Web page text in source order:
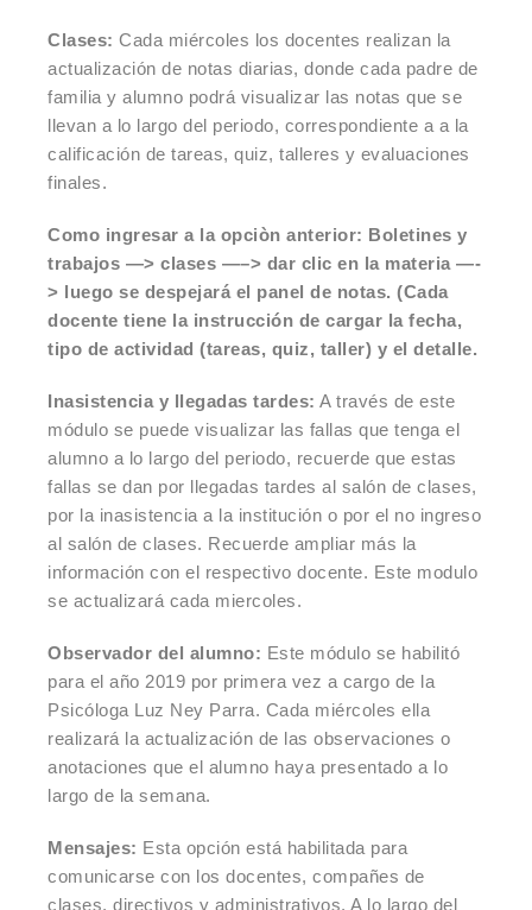
Clases: Cada miércoles los docentes realizan la
actualización de notas diarias, donde cada padre de
familia y alumno podrá visualizar las notas que se
llevan a lo largo del periodo, correspondiente a a la
calificación de tareas, quiz, talleres y evaluaciones
finales.
Como ingresar a la opciòn anterior: Boletines y
trabajos —> clases —–> dar clic en la materia —-
> luego se despejará el panel de notas. (Cada
docente tiene la instrucción de cargar la fecha,
tipo de actividad (tareas, quiz, taller) y el detalle.
Inasistencia y llegadas tardes: A través de este
módulo se puede visualizar las fallas que tenga el
alumno a lo largo del periodo, recuerde que estas
fallas se dan por llegadas tardes al salón de clases,
por la inasistencia a la institución o por el no ingreso
al salón de clases. Recuerde ampliar más la
información con el respectivo docente. Este modulo
se actualizará cada miercoles.
Observador del alumno: Este módulo se habilitó
para el año 2019 por primera vez a cargo de la
Psicóloga Luz Ney Parra. Cada miércoles ella
realizará la actualización de las observaciones o
anotaciones que el alumno haya presentado a lo
largo de la semana.
Mensajes: Esta opción está habilitada para
comunicarse con los docentes, compañes de
clases, directivos y administrativos. A lo largo del